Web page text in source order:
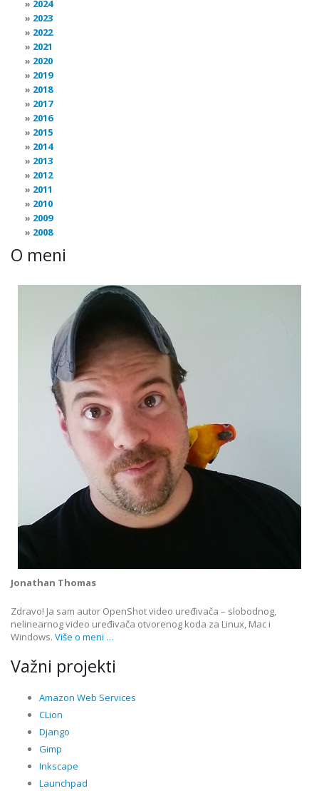
2024
2023
2022
2021
2020
2019
2018
2017
2016
2015
2014
2013
2012
2011
2010
2009
2008
O meni
Jonathan Thomas
Zdravo! Ja sam autor OpenShot video uređivača – slobodnog,
nelinearnog video uređivača otvorenog koda za Linux, Mac i
Windows. Više o meni …
Važni projekti
Amazon Web Services
CLion
Django
Gimp
Inkscape
Launchpad